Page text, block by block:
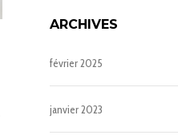
ARCHIVES
février 2025
janvier 2023